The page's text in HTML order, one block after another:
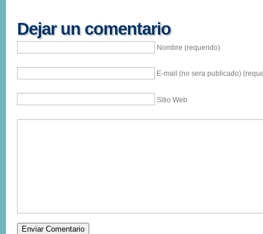
Dejar un comentario
Nombre (requerido)
E-mail (no sera publicado)
Sitio Web